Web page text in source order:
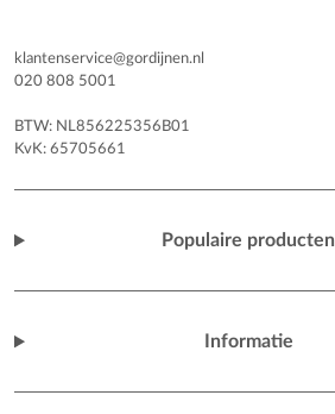
klantenservice@gordijnen.nl
020 808 5001
BTW: NL856225356B01
KvK: 65705661
Populaire producten
Informatie